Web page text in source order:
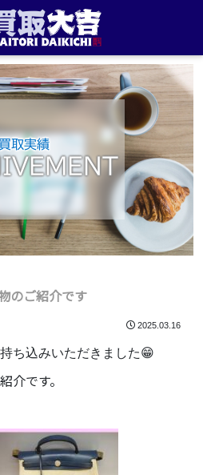
買取実績
のご紹介です
2025.03.16
ち込みいただきました😁
介です。